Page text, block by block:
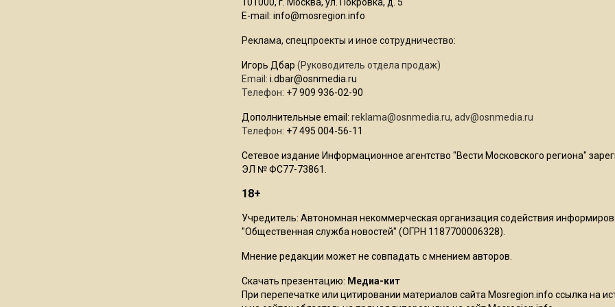
E-mail: info@mosregion.info
Реклама, спецпроекты и иное сотрудничество:
Игорь Дбар (Руководитель отдела продаж)
Email: i.dbar@osnmedia.ru
Телефон: +7 909 936-02-90
Дополнительные email: reklama@osnmedia.ru, adv@osnmedia.ru
Телефон: +7 495 004-56-11
Сетевое издание Информационное агентство "Вести Московского региона"
ЭЛ № ФС77-73861.
18+
Учредитель: Автономная некоммерческая организация содействия
"Общественная служба новостей" (ОГРН 1187700006328).
Мнение редакции может не совпадать с мнением авторов.
Скачать презентацию: Медиа-кит
При перепечатке или цитировании материалов сайта Mosregion.info ссылка на